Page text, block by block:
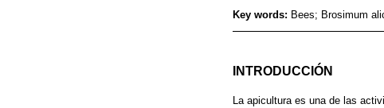
Key words: Bees; Brosimum
INTRODUCCIÓN
La apicultura es una de las